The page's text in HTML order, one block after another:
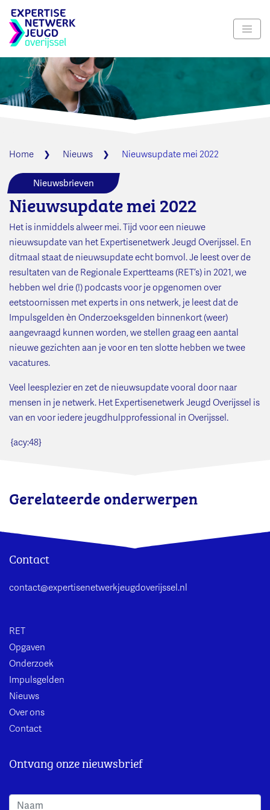
Home Nieuws Nieuwsupdate mei 2022
Nieuwsbrieven
Nieuwsupdate mei 2022
Het is inmiddels alweer mei. Tijd voor een nieuwe
nieuwsupdate van het Expertisenetwerk Jeugd Overijssel. En
ditmaal staat de nieuwsupdate echt bomvol. Je leest over de
resultaten van de Regionale Expertteams (RET’s) in 2021, we
hebben wel drie (!) podcasts voor je opgenomen over
eetstoornissen met experts in ons netwerk, je leest dat de
Impulsgelden èn Onderzoeksgelden binnenkort (weer)
aangevraagd kunnen worden, we stellen graag een aantal
nieuwe gezichten aan je voor en ten slotte hebben we twee
vacatures.
Veel leesplezier en zet de nieuwsupdate vooral door naar
mensen in je netwerk. Het Expertisenetwerk Jeugd Overijssel is
van en voor iedere jeugdhulpprofessional in Overijssel.
{acy:48}
Gerelateerde onderwerpen
Contact
contact@expertisenetwerkjeugdoverijssel.nl
RET
Opgaven
Onderzoek
Impulsgelden
Nieuws
Over ons
Contact
Ontvang onze nieuwsbrief
Aanmeldformulier Nieuwsbrief